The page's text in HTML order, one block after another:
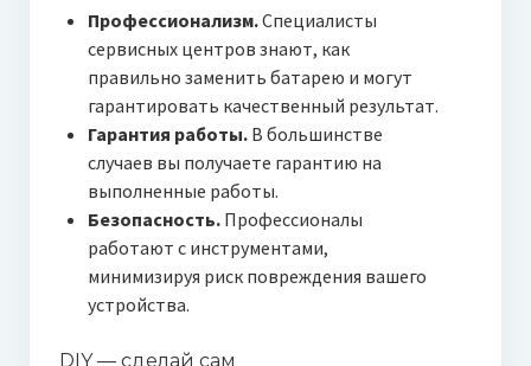
Профессионализм.Специалисты
сервисных центров знают, как
правильно заменить батарею и могут
гарантировать качественный результат.
Гарантия работы.В большинстве
случаев вы получаете гарантию на
выполненные работы.
Безопасность.Профессионалы
работают с инструментами,
минимизируя риск повреждения вашего
устройства.
DIY — сделай сам